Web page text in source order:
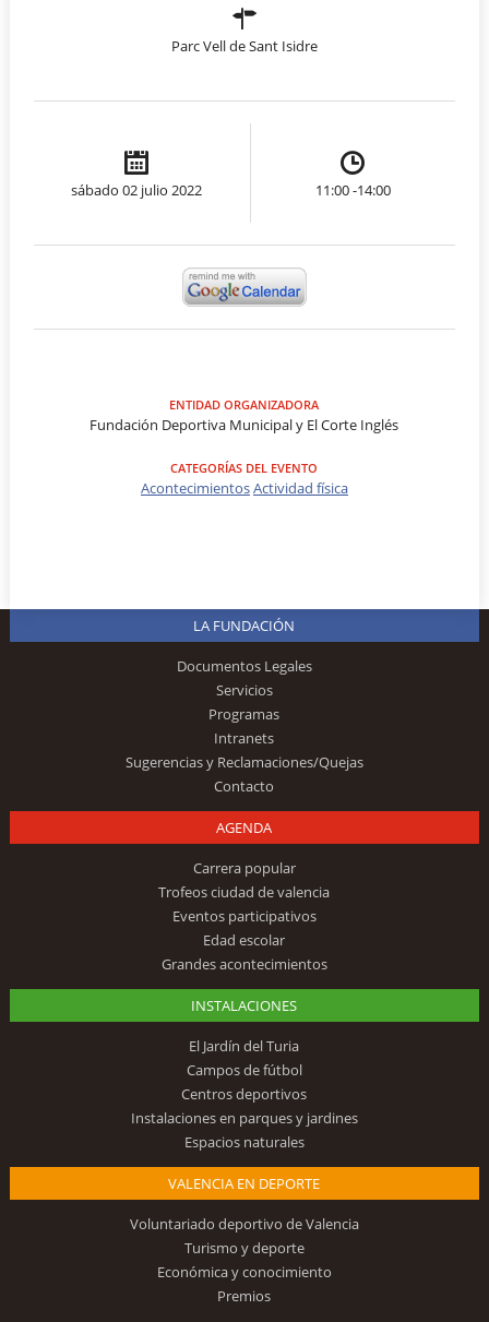
Parc Vell de Sant Isidre
sábado 02 julio 2022 11:00 -14:00
ENTIDAD ORGANIZADORA
Fundación Deportiva Municipal y El Corte Inglés
CATEGORÍAS DEL EVENTO
AcontecimientosActividad física
LA FUNDACIÓN
Documentos Legales
Servicios
Programas
Intranets
Sugerencias y Reclamaciones/Quejas
Contacto
AGENDA
Carrera popular
Trofeos ciudad de valencia
Eventos participativos
Edad escolar
Grandes acontecimientos
INSTALACIONES
El Jardín del Turia
Campos de fútbol
Centros deportivos
Instalaciones en parques y jardines
Espacios naturales
VALENCIA EN DEPORTE
Voluntariado deportivo de Valencia
Turismo y deporte
Económica y conocimiento
Premios